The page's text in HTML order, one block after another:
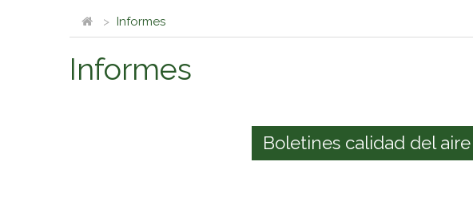
Informes
Informes
Boletines calidad del aire